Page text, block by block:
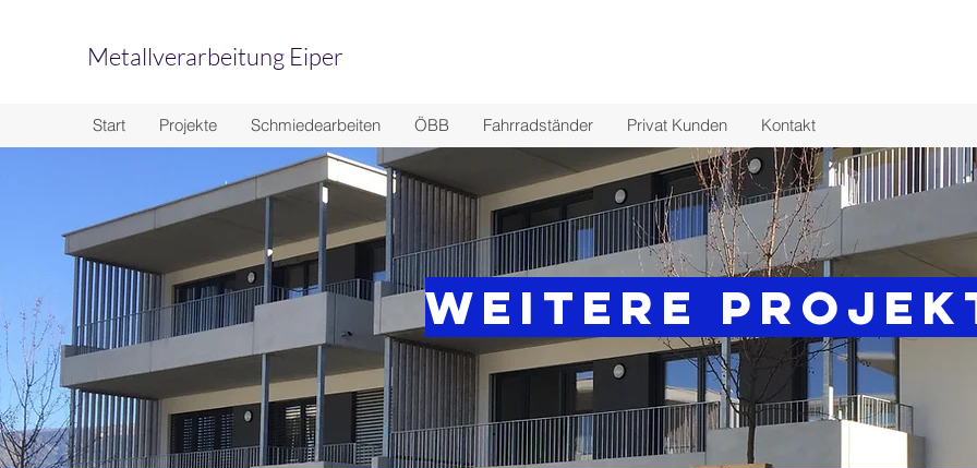
Metallverarbeitung Eiper
Start Projekte Schmiedearbeiten ÖBB Fahrradständer Privat Kunden Kontakt
Weitere